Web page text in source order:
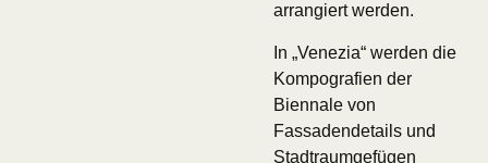
arrangiert werden.
In „Venezia“ werden die
Kompografien der
Biennale von
Fassadendetails und
Stadtraumgefügen